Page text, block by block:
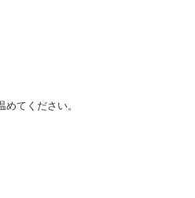
てください。